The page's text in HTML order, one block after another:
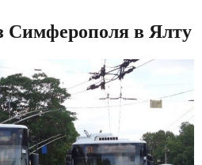
Симферополя в Ялту